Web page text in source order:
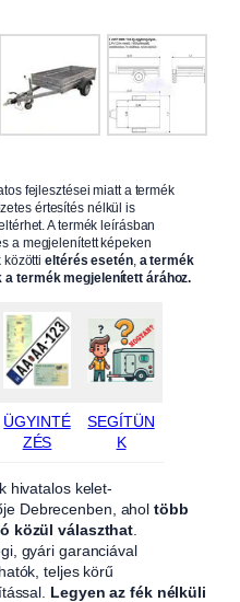
fejlesztései miatt a termék
értesítés nélkül is
A termék leírásban
a megjelenített képeken
közöttieltérés esetén, a termék
termék megjelenített árához.
ÜGYINTÉ
ZÉS
SEGÍTÜN
K
hivatalos kelet-
Debrecenben, aholtöbb
közül választhat
gyári garanciával
teljes körű
Legyen az fék nélküli